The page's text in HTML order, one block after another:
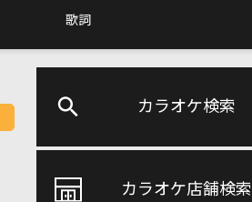
歌詞
カラオケ検索
カラオケ店舗検索